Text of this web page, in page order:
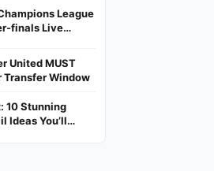
League
finals Live
To Watch
United MUST
Transfer Window
10 Stunning
Ideas You’ll